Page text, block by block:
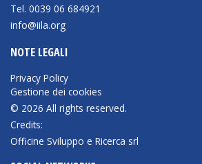
Bandi
Borse di studio
Alta Formazione
Albo fornitori
Contratti/Accordi/Grant
Tel. 0039 06 684921
info@iila.org
NOTE LEGALI
Privacy Policy
Gestione dei cookies
© 2026 All rights reserved.
Credits:
Officine Sviluppo e Ricerca srl